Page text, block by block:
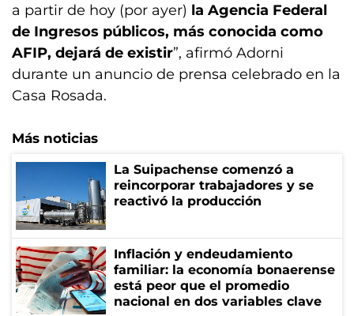
a partir de hoy (por ayer) la Agencia Federal
de Ingresos públicos, más conocida como
AFIP, dejará de existir”, afirmó Adorni
durante un anuncio de prensa celebrado en la
Casa Rosada.
Más noticias
La Suipachense comenzó a
reincorporar trabajadores y se
reactivó la producción
Inflación y endeudamiento
familiar: la economía bonaerense
está peor que el promedio
nacional en dos variables clave